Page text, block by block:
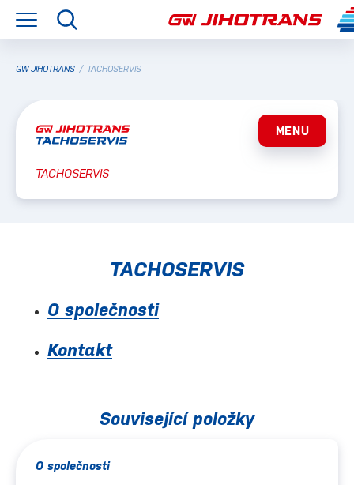
GW JIHOTRANS / TACHOSERVIS
TACHOSERVIS
MENU
TACHOSERVIS
O společnosti
Kontakt
Související položky
O společnosti